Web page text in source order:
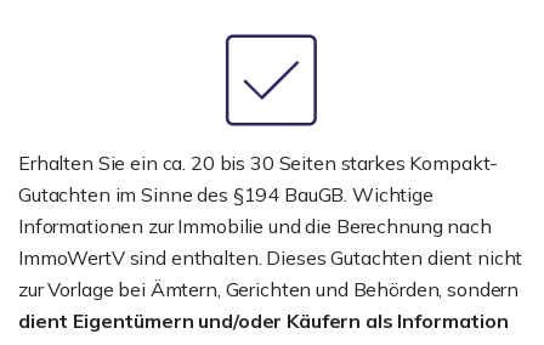
Erhalten Sie ein ca. 20 bis 30 Seiten starkes Kompakt-
Gutachten im Sinne des §194 BauGB. Wichtige
Informationen zur Immobilie und die Berechnung nach
ImmoWertV sind enthalten. Dieses Gutachten dient nicht
zur Vorlage bei Ämtern, Gerichten und Behörden, sondern
dient Eigentümern und/oder Käufern als Information